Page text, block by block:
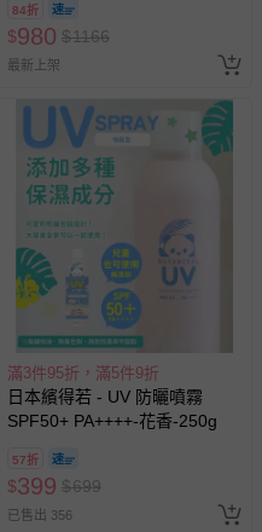
84折
$980 $1166
最新上架
滿3件95折，滿5件9折
日本繽得若 - UV 防曬噴霧
SPF50+ PA++++-花香-250g
57折
$399 $699
已售出 356